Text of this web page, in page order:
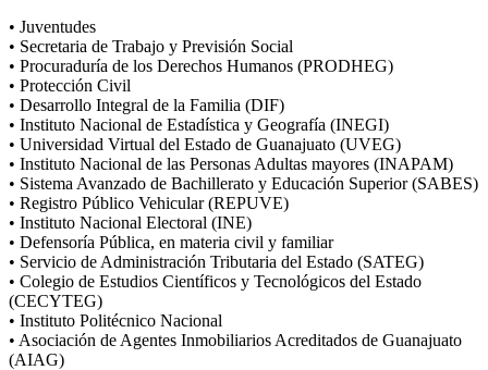
• Juventudes
• Secretaria de Trabajo y Previsión Social
• Procuraduría de los Derechos Humanos (PRODHEG)
• Protección Civil
• Desarrollo Integral de la Familia (DIF)
• Instituto Nacional de Estadística y Geografía (INEGI)
• Universidad Virtual del Estado de Guanajuato (UVEG)
• Instituto Nacional de las Personas Adultas mayores (INAPAM)
• Sistema Avanzado de Bachillerato y Educación Superior (SABES)
• Registro Público Vehicular (REPUVE)
• Instituto Nacional Electoral (INE)
• Defensoría Pública, en materia civil y familiar
• Servicio de Administración Tributaria del Estado (SATEG)
• Colegio de Estudios Científicos y Tecnológicos del Estado
(CECYTEG)
• Instituto Politécnico Nacional
• Asociación de Agentes Inmobiliarios Acreditados de Guanajuato
(AIAG)